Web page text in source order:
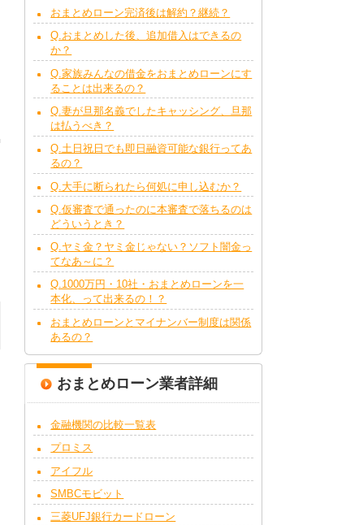
おまとめローン完済後は解約？継続？
Q.おまとめした後、追加借入はできるの
か？
Q.家族みんなの借金をおまとめローンにす
ることは出来るの？
Q.妻が旦那名義でしたキャッシング、旦那
は払うべき？
Q.土日祝日でも即日融資可能な銀行ってあ
るの？
Q.大手に断られたら何処に申し込むか？
Q.仮審査で通ったのに本審査で落ちるのは
どういうとき？
Q.ヤミ金？ヤミ金じゃない？ソフト闇金っ
てなあ～に？
Q.1000万円・10社・おまとめローンを一
本化、って出来るの！？
おまとめローンとマイナンバー制度は関係
あるの？
おまとめローン業者詳細
金融機関の比較一覧表
プロミス
アイフル
SMBCモビット
三菱UFJ銀行カードローン